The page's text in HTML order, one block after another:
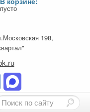
пусто
198,